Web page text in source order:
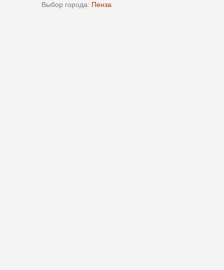
Выбор города: Пенза